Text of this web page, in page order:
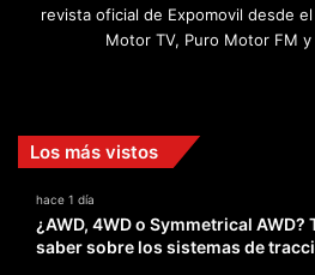
revista oficial de Expomovil desde
Motor TV, Puro Motor FM
Los más vistos
hace 1 día
¿AWD, 4WD o Symmetrical
saber sobre los sistemas de